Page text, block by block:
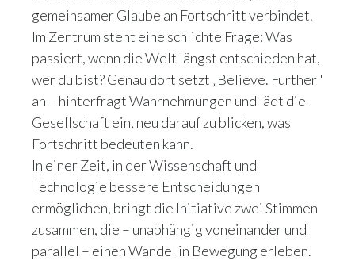
gemeinsamer Glaube an Fortschritt verbindet.
Im Zentrum steht eine schlichte Frage: Was
passiert, wenn die Welt längst entschieden hat,
wer du bist? Genau dort setzt „Believe. Further"
an – hinterfragt Wahrnehmungen und lädt die
Gesellschaft ein, neu darauf zu blicken, was
Fortschritt bedeuten kann.
In einer Zeit, in der Wissenschaft und
Technologie bessere Entscheidungen
ermöglichen, bringt die Initiative zwei Stimmen
zusammen, die – unabhängig voneinander und
parallel – einen Wandel in Bewegung erleben.